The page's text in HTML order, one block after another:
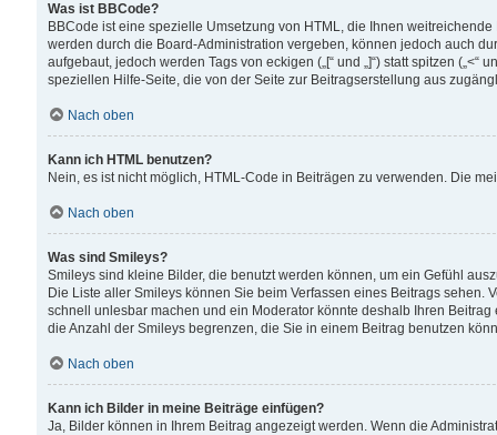
Was ist BBCode?
BBCode ist eine spezielle Umsetzung von HTML, die Ihnen
werden durch die Board-Administration vergeben, können jedoch auch
aufgebaut, jedoch werden Tags von eckigen („[“ und „]“) statt spitzen
speziellen Hilfe-Seite, die von der Seite zur Beitragserstellung aus
Nach oben
Kann ich HTML benutzen?
Nein, es ist nicht möglich, HTML-Code in Beiträgen zu verwenden. Die
Nach oben
Was sind Smileys?
Smileys sind kleine Bilder, die benutzt werden können, um ein Gefühl
Die Liste aller Smileys können Sie beim Verfassen eines Beitrags
schnell unlesbar machen und ein Moderator könnte deshalb Ihren
die Anzahl der Smileys begrenzen, die Sie in einem Beitrag benutzen
Nach oben
Kann ich Bilder in meine Beiträge einfügen?
Ja, Bilder können in Ihrem Beitrag angezeigt werden. Wenn die